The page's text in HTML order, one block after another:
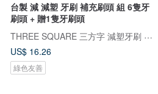
台製 減 減塑 牙刷 補充刷頭 組 6隻牙
刷頭 + 贈1隻牙刷頭
THREE SQUARE 三方字 減塑牙刷 氣墊拖鞋
US$ 16.26
綠色友善